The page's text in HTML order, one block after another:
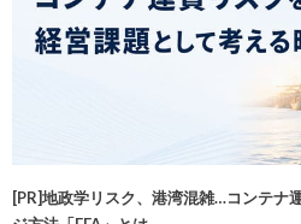
[PR]地政学リスク、港湾混雑…コンテナ